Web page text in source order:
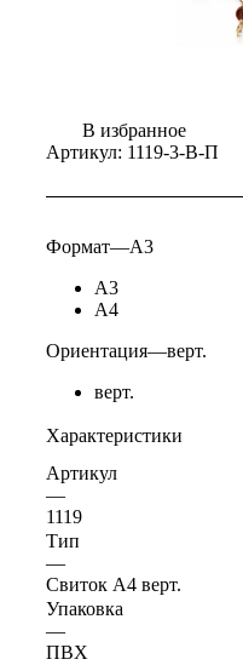
В избранное
Артикул: 1119-3-В-П
Формат—А3
А3
А4
Ориентация—верт.
верт.
Характеристики
Артикул
—
1119
Тип
—
Свиток А4 верт.
Упаковка
—
ПВХ